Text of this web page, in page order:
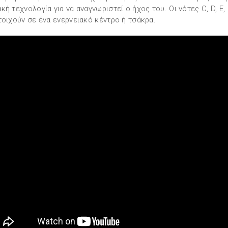
τεχνολογία για να αναγνωριστεί ο ήχος του. Οι νότες C, D, E,
σε ένα ενεργειακό κέντρο ή τσάκρα.